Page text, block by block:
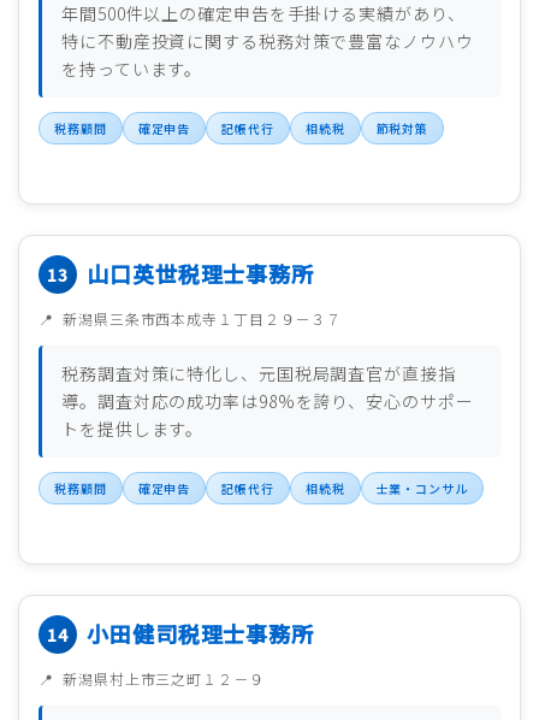
年間500件以上の確定申告を手掛ける実績があり、
特に不動産投資に関する税務対策で豊富なノウハウ
を持っています。
税務顧問 確定申告 記帳代行 相続税 節税対策
山口英世税理士事務所
新潟県三条市西本成寺１丁目２９－３７
税務調査対策に特化し、元国税局調査官が直接指
導。調査対応の成功率は98%を誇り、安心のサポー
トを提供します。
税務顧問 確定申告 記帳代行 相続税 士業・コンサル
小田健司税理士事務所
新潟県村上市三之町１２－９